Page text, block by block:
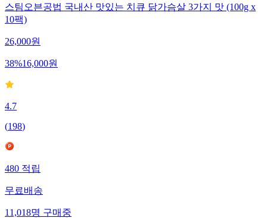
스팀오븐공법 국내산 맛있는 치큐 닭가슴살 3가지 맛 (100g x
10팩)
26,000원
38%16,000원
4.7
(198)
480 적립
무료배송
11,018명 구매중